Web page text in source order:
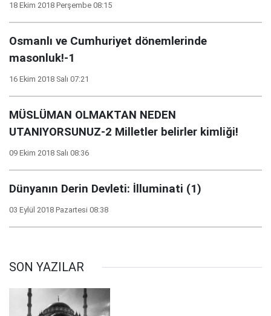
18 Ekim 2018 Perşembe 08:15
Osmanlı ve Cumhuriyet dönemlerinde
masonluk!-1
16 Ekim 2018 Salı 07:21
MÜSLÜMAN OLMAKTAN NEDEN
UTANIYORSUNUZ-2 Milletler belirler kimliği!
09 Ekim 2018 Salı 08:36
Dünyanın Derin Devleti: İlluminati (1)
03 Eylül 2018 Pazartesi 08:38
SON YAZILAR